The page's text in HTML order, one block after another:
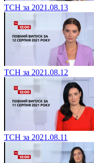
ТСН за 2021.08.13
ТСН за 2021.08.12
ТСН за 2021.08.11